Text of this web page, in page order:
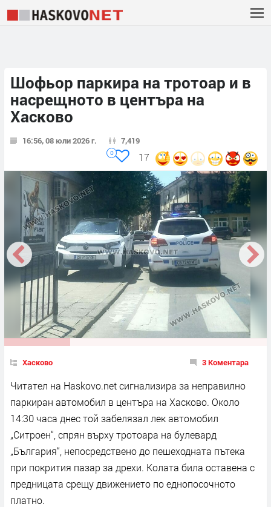
Шофьор паркира на тротоар и в
насрещното в центъра на
Хасково
16:56, 08 юли 2026 г. 7,419
17
0
Хасково 3 Коментара
Читател на Haskovo.net сигнализира за неправилно
паркиран автомобил в центъра на Хасково. Около
14:30 часа днес той забелязал лек автомобил
„Ситроен“, спрян върху тротоара на булевард
„България“, непосредствено до пешеходната пътека
при покрития пазар за дрехи. Колата била оставена с
предницата срещу движението по еднопосочното
платно.